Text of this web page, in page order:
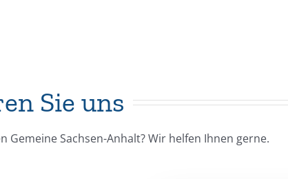
Sie uns
Sachsen-Anhalt? Wir helfen Ihnen gerne.